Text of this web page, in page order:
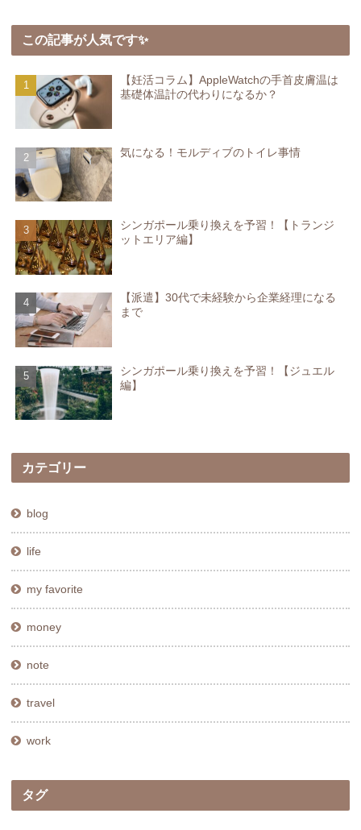
この記事が人気です✨
【妊活コラム】AppleWatchの手首皮膚温は
基礎体温計の代わりになるか？
気になる！モルディブのトイレ事情
シンガポール乗り換えを予習！【トランジ
ットエリア編】
【派遣】30代で未経験から企業経理になる
まで
シンガポール乗り換えを予習！【ジュエル
編】
カテゴリー
blog
life
my favorite
money
note
travel
work
タグ